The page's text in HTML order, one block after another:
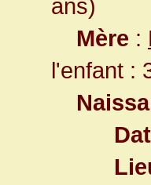
ans)
Mère :
l'enfant :